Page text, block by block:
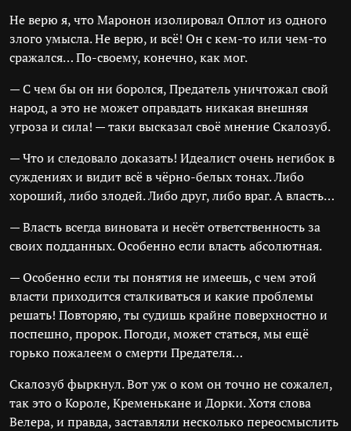
Не верю я, что Маронон изолировал Оплот из одного
злого умысла. Не верю, и всё! Он с кем-то или чем-то
сражался… По-своему, конечно, как мог.
— С чем бы он ни боролся, Предатель уничтожал свой
народ, а это не может оправдать никакая внешняя
угроза и сила! — таки высказал своё мнение Скалозуб.
— Что и следовало доказать! Идеалист очень негибок в
суждениях и видит всё в чёрно-белых тонах. Либо
хороший, либо злодей. Либо друг, либо враг. А власть…
— Власть всегда виновата и несёт ответственность за
своих подданных. Особенно если власть абсолютная.
— Особенно если ты понятия не имеешь, с чем этой
власти приходится сталкиваться и какие проблемы
решать! Повторяю, ты судишь крайне поверхностно и
поспешно, пророк. Погоди, может статься, мы ещё
горько пожалеем о смерти Предателя…
Скалозуб фыркнул. Вот уж о ком он точно не сожалел,
так это о Короле, Кременькане и Дорки. Хотя слова
Велера, и правда, заставляли несколько переосмыслить